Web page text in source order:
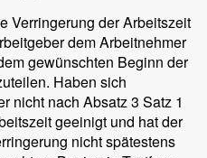
Verringerung der Arbeitszeit
dem Arbeitnehmer
gewünschten Beginn der
Haben sich
nicht nach Absatz 3 Satz 1
geeinigt und hat der
nicht spätestens